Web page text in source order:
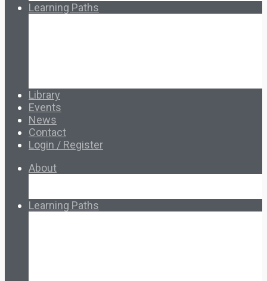
Learning Paths
Library
Events
News
Contact
Login / Register
About
Learning Paths